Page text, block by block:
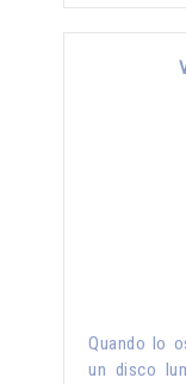
Quando lo
un disco